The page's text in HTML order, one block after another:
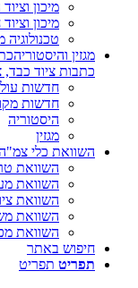
מיכון
מיכון
מגזין והיסטוריה
כתבות ציוד כבד,
חדשות
חדשות
היסטוריה
מגזין
השוואת כלי
השוואת
השוואת
השוואת
השוואת
השוואת
חיפוש באתר
תפריט תפריט